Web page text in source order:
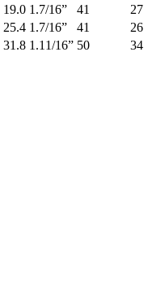
19.0 1.7/16” 41
27
25.4 1.7/16” 41
26
31.8 1.11/16” 50 34